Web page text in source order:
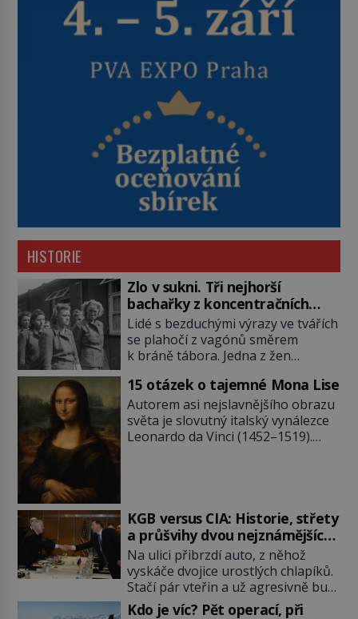
HISTORIE
Zlo v sukni. Tři nejhorší
bachařky z koncentračních
táborů
Lidé s bezduchými výrazy ve tvářích
se plahočí z vagónů směrem
k bráně tábora. Jedna z žen
jejich oči se setkají. Místo soucitu
však přichází gesto, které
nebožačku posílá rovnou do
plynové komory. Jména jako Rudolf
15 otázek o tajemné Mona Lise
Autorem asi nejslavnějšího obrazu
světa je slovutný italský vynálezce
Leonardo da Vinci (1452–1519).
pověsil Napoleon? Samotný císař
Napoleon Bonaparte (1769–1821)
má pro malbu slabost, a tak si ji
ještě jako první konzul přemístí do
své ložnice v Tuilerisjkém […]
KGB versus CIA: Historie, střety
a průšvihy dvou nejznámějších
tajných služeb historie
Na ulici přibrzdí auto, z něhož
vyskáče dvojice urostlých chlapíků.
Stačí pár vteřin a už agresivně buší
na dveře. O další okamžik později
Kdo je víc? Pět operací, při